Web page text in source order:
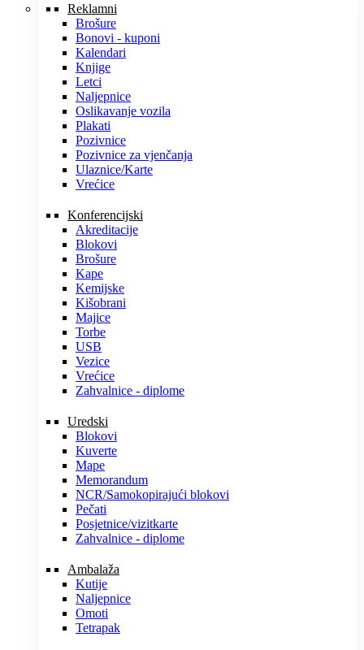
Reklamni
Brošure
Bonovi - kuponi
Kalendari
Knjige
Letci
Naljepnice
Oslikavanje vozila
Plakati
Pozivnice
Pozivnice za vjenčanja
Ulaznice/Karte
Vrećice
Konferencijski
Akreditacije
Blokovi
Brošure
Kape
Kemijske
Kišobrani
Majice
Torbe
USB
Vezice
Vrećice
Zahvalnice - diplome
Uredski
Blokovi
Kuverte
Mape
Memorandum
NCR/Samokopirajući blokovi
Pečati
Posjetnice/vizitkarte
Zahvalnice - diplome
Ambalaža
Kutije
Naljepnice
Omoti
Tetrapak